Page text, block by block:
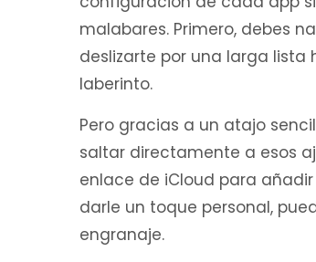
malabares. Primero, debes
deslizarte por una larga
laberinto.
Pero gracias a un atajo
saltar directamente a esos
enlace de iCloud para añadir
darle un toque personal,
engranaje.